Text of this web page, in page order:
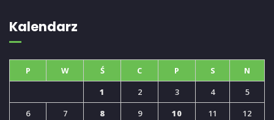
Kalendarz
P W Ś C P S N
1 2 3 4
5
6
7 8 9 10 11
12